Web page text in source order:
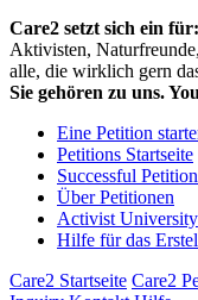
Care2 setzt sich ein für:
Aktivisten,
alle, die wirklich gern
Sie gehören zu uns.
Eine Petition
Petitions Startseite
Successful
Über Petitionen
Activist University
Hilfe für das
Care2 Startseite Care2